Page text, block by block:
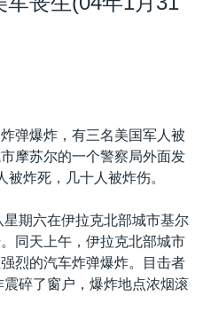
弹爆炸，有三名美国军人被
摩苏尔的一个警察局外面发
炸死，几十人被炸伤。
期六在伊拉克北部城市基尔
同天上午，伊拉克北部城市
烈的汽车炸弹爆炸。目击者
碎了窗户，爆炸地点浓烟滚